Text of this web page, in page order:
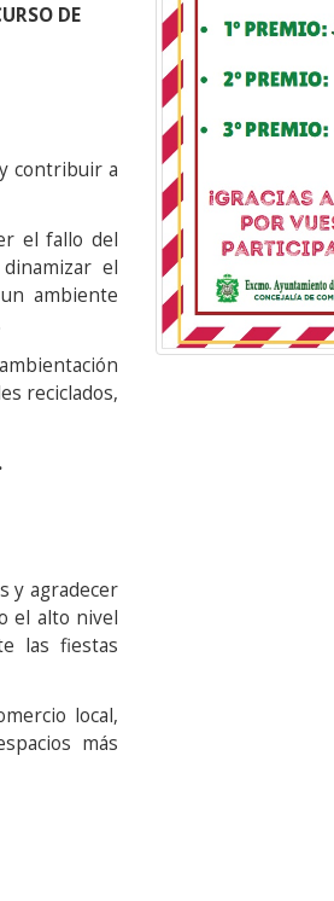
DE
contribuir a
el fallo del
el
ambiente
reciclados,
y agradecer
el alto nivel
las fiestas
local,
más